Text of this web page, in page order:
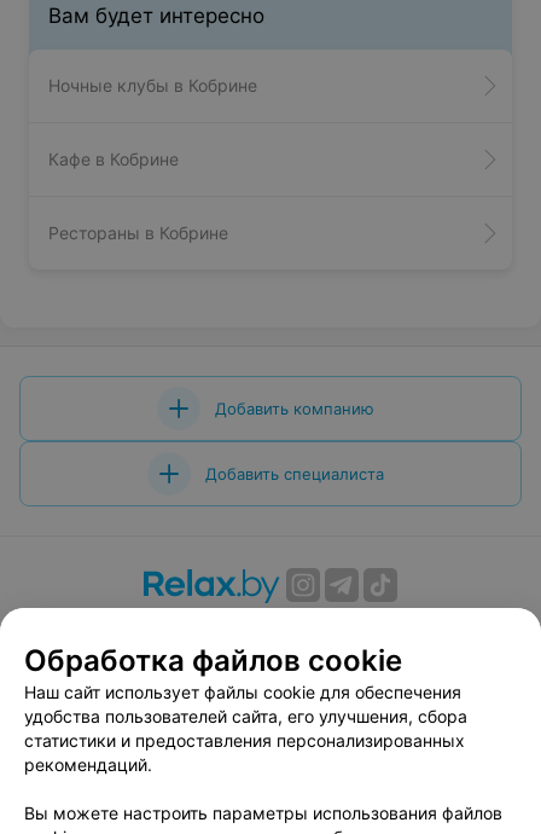
Вам будет интересно
Ночные клубы в Кобрине
Кафе в Кобрине
Рестораны в Кобрине
Добавить компанию
Добавить специалиста
Вакансии
Публичный договор
Способы оплаты
Публичный договор по использованию сервиса
«Афиша»
Пользовательское соглашение
Связаться по вопросам сотрудничества
Обработка файлов cookie
Наш сайт использует файлы cookie для обеспечения
удобства пользователей сайта, его улучшения, сбора
статистики и предоставления персонализированных
рекомендаций.
Вы можете настроить параметры использования файлов